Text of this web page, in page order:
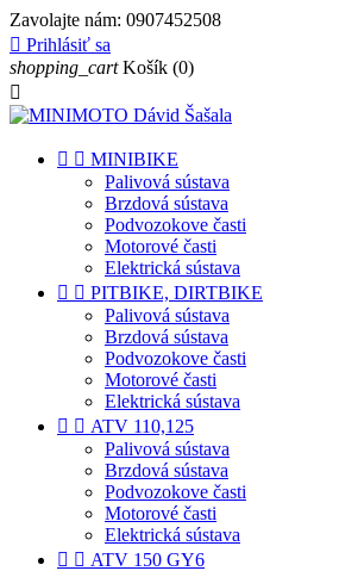
Zavolajte nám: 0907452508
 Prihlásiť sa
shopping_cart Košík (0)

  MINIBIKE
Palivová sústava
Brzdová sústava
Podvozokove časti
Motorové časti
Elektrická sústava
  PITBIKE, DIRTBIKE
Palivová sústava
Brzdová sústava
Podvozokove časti
Motorové časti
Elektrická sústava
  ATV 110,125
Palivová sústava
Brzdová sústava
Podvozokove časti
Motorové časti
Elektrická sústava
  ATV 150 GY6